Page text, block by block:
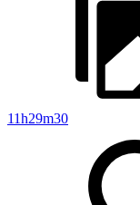
11h29m30